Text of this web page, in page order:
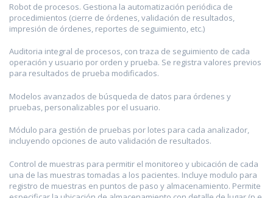
Robot de procesos. Gestiona la automatización periódica de
procedimientos (cierre de órdenes, validación de resultados,
impresión de órdenes, reportes de seguimiento, etc.)
Auditoria integral de procesos, con traza de seguimiento de cada
operación y usuario por orden y prueba. Se registra valores previos
para resultados de prueba modificados.
Modelos avanzados de búsqueda de datos para órdenes y
pruebas, personalizables por el usuario.
Módulo para gestión de pruebas por lotes para cada analizador,
incluyendo opciones de auto validación de resultados.
Control de muestras para permitir el monitoreo y ubicación de cada
una de las muestras tomadas a los pacientes. Incluye modulo para
registro de muestras en puntos de paso y almacenamiento. Permite